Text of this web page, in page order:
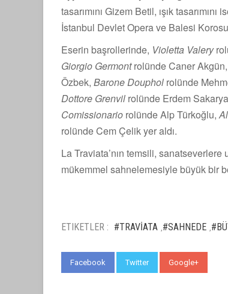
tasarımını Gizem Betil, ışık
İstanbul Devlet Opera ve Balesi
Eserin başrollerinde, Violetta Valery
Giorgio Germontrolünde Caner Akgün,
Özbek, Barone Douphol rolünde
Dottore Grenvil rolünde Erdem
Comissionario rolünde Alp Türkoğlu,
rolünde Cem Çelik yer aldı.
La Traviata’nın temsili,
mükemmel sahnelemesiyle büyük bir
ETIKETLER : #TRAVİATA #SAHNEDE
Facebook Twitter Google+